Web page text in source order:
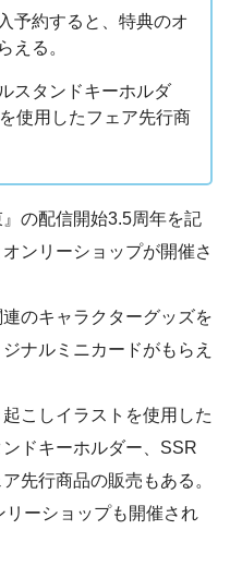
予約すると、特典のオ
える。
スタンドキーホルダ
使用したフェア先行商
の配信開始3.5周年を記
ンリーショップが開催さ
のキャラクターグッズを
ナルミニカードがもらえ
こしイラストを使用した
ドキーホルダー、SSR
先行商品の販売もある。
ーショップも開催され